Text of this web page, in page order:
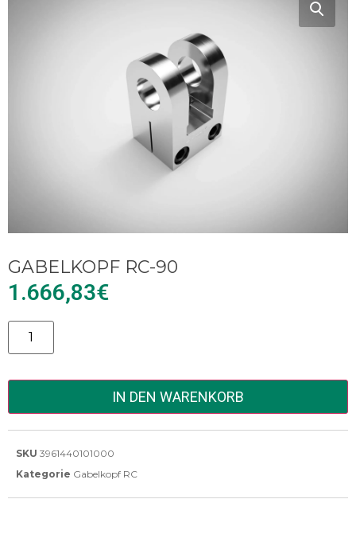
GABELKOPF RC-90
1.666,83€
Alternative:
IN DEN WARENKORB
SKU 3961440101000
Kategorie Gabelkopf RC